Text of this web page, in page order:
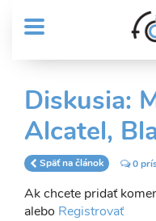
obsah
MENU
Sub
Header
menu
User
account
menu
Diskusia:
Alcatel,
Späť na článok 0
Ak chcete pridať
alebo Registrovať